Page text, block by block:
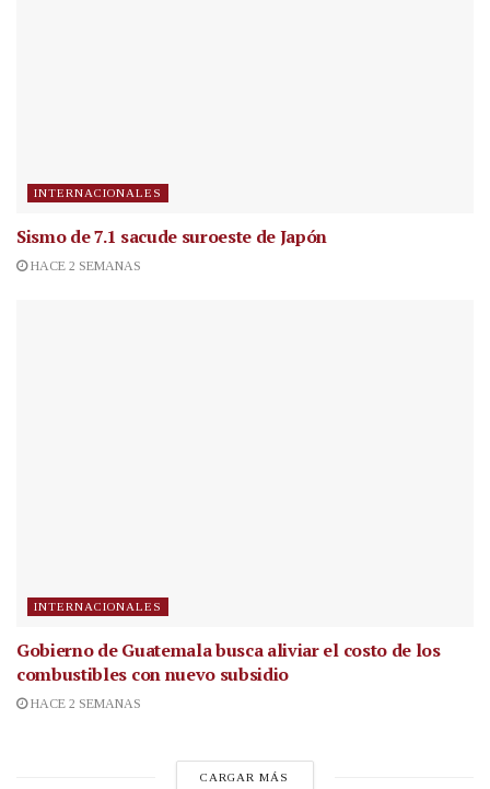
INTERNACIONALES
Sismo de 7.1 sacude suroeste de Japón
HACE 2 SEMANAS
INTERNACIONALES
Gobierno de Guatemala busca aliviar el costo de los
combustibles con nuevo subsidio
HACE 2 SEMANAS
CARGAR MÁS